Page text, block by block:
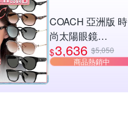
COACH 亞洲版 時
尚太陽眼鏡
HC8332D
HC8368D
HC8430D
$3,636 $5,050
商品熱銷中